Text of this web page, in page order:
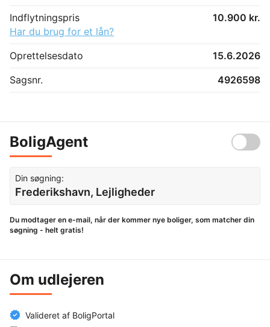
Indflytningspris
10.900 kr.
Har du brug for et lån?
Oprettelsesdato
15.6.2026
Sagsnr.
4926598
BoligAgent
Din søgning:
Frederikshavn, Lejligheder
Du modtager en e-mail, når der kommer nye boliger, som matcher din
søgning - helt gratis!
Om udlejeren
Valideret af BoligPortal